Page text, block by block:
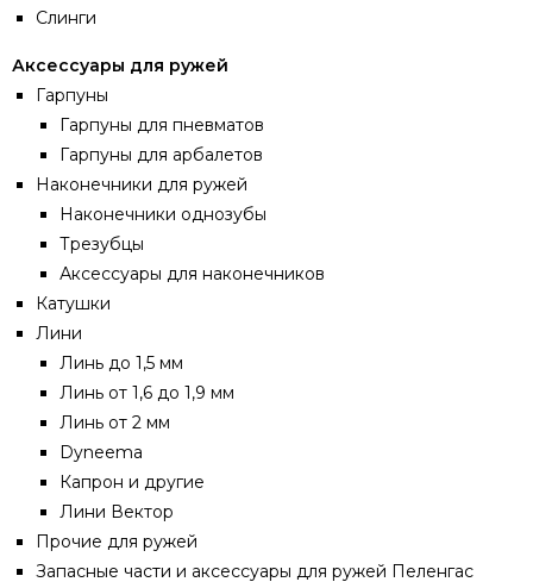
Слинги
Аксессуары для ружей
Гарпуны
Гарпуны для пневматов
Гарпуны для арбалетов
Наконечники для ружей
Наконечники однозубы
Трезубцы
Аксессуары для наконечников
Катушки
Лини
Линь до 1,5 мм
Линь от 1,6 до 1,9 мм
Линь от 2 мм
Dyneema
Капрон и другие
Лини Вектор
Прочие для ружей
Запасные части и аксессуары для ружей Пеленгас